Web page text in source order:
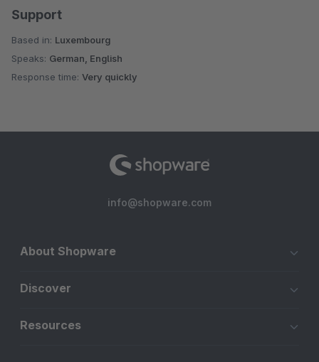
Support
Based in: Luxembourg
Speaks: German, English
Response time: Very quickly
info@shopware.com
About Shopware
Discover
Resources